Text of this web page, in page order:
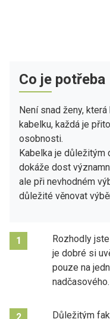
Co je potřeba
Není snad ženy,
kabelku, každá je
osobnosti.
Kabelka je důležitým
dokáže dost
ale při nevhodném
důležité věnovat
1
Rozhodly
je dobré si
pouze na
nadčasového.
2
Důležitým